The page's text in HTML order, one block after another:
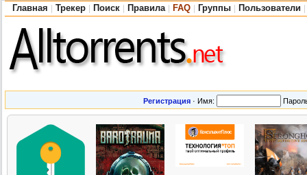
Главная Трекер Поиск Правила FAQ Группы Пользователи
Регистрация · Имя: